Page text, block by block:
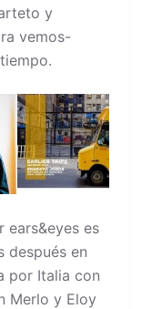
y
vemos-
ears&eyes es
después en
por Italia con
Merlo y Eloy